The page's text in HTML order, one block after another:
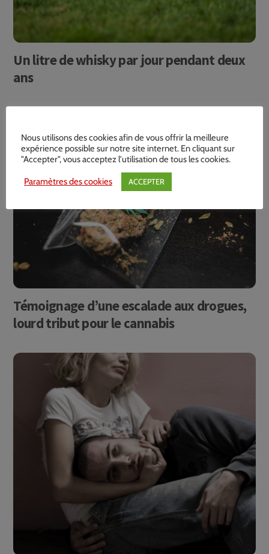
Un litre de whisky par jour pendant deux
ans
Témoignage d’une escalade aux drogues,
lourd tribut pour le cannabis
Nous utilisons des cookies afin de vous offrir la meilleure
expérience possible sur notre site internet. En cliquant sur
"Accepter", vous acceptez l'utilisation de tous les cookies.
Paramètres des cookies ACCEPTER